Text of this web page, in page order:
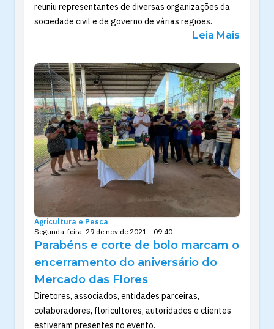
reuniu representantes de diversas organizações da
sociedade civil e de governo de várias regiões.
Leia Mais
Agricultura e Pesca
Segunda-feira, 29 de nov de 2021 - 09:40
Parabéns e corte de bolo marcam o
encerramento do aniversário do
Mercado das Flores
Diretores, associados, entidades parceiras,
colaboradores, floricultores, autoridades e clientes
estiveram presentes no evento.